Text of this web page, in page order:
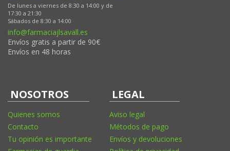
De lunes a viernes de 8:30 a 14:00 y de
17:30 a 21:30
Sábados de 8:30 a 14:00
info@farmaciajlsavall.es
Envíos gratis a partir de 90€
Envíos en 48 horas
NOSOTROS
Quienes somos
Contacto
Tu opinión es importante
LEGAL
Aviso legal
Métodos de pago
Envíos y devoluciones